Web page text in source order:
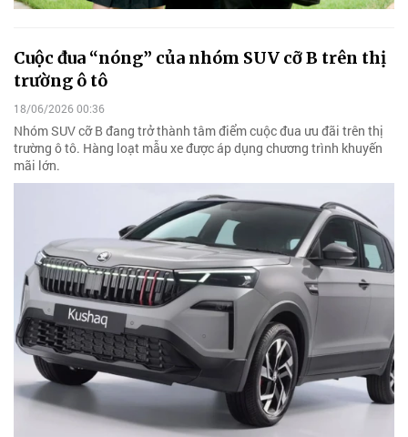
Cuộc đua “nóng” của nhóm SUV cỡ B trên thị
trường ô tô
18/06/2026 00:36
Nhóm SUV cỡ B đang trở thành tâm điểm cuộc đua ưu đãi trên thị
trường ô tô. Hàng loạt mẫu xe được áp dụng chương trình khuyến
mãi lớn.